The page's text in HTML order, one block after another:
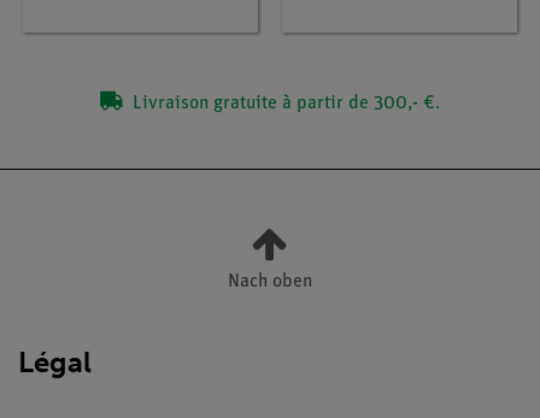
Livraison gratuite à partir de 300,- €.
Nach oben
Légal